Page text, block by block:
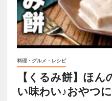
料理・グルメ・レシピ
【くるみ餅】ほ
い味わい♪おやつ